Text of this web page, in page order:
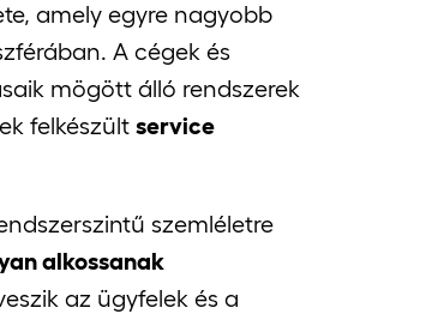
amely egyre nagyobb
A cégek és
mögött álló rendszerek
felkészült service
szemléletre
alkossanak
az ügyfelek és a